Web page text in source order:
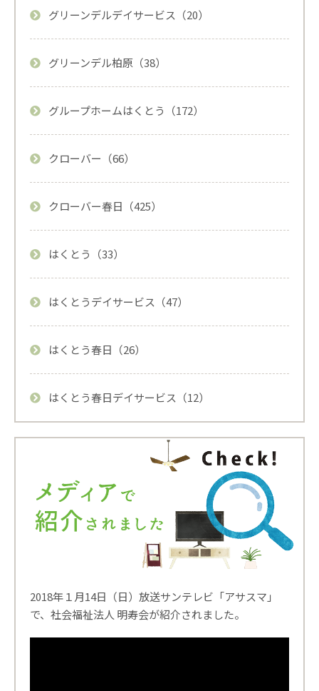
グリーンデルデイサービス（20）
グリーンデル柏原（38）
グループホームはくとう（172）
クローバー（66）
クローバー春日（425）
はくとう（33）
はくとうデイサービス（47）
はくとう春日（26）
はくとう春日デイサービス（12）
2018年１月14日（日）放送サンテレビ「アサスマ」
で、社会福祉法人 明寿会が紹介されました。